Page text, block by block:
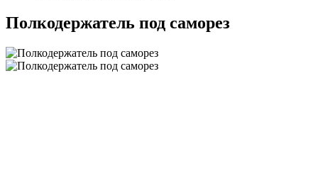
Полкодержатель под саморез